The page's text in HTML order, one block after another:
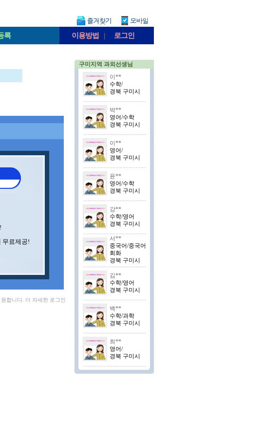
록 이용방법 | 로그인
무료제공!
합니다. 더 자세한 로그인
구미지역 과외선생님
이**
수학/
경북 구미시
박**
영어/수학
경북 구미시
이**
영어/
경북 구미시
윤**
영어/수학
경북 구미시
강**
수학/영어
경북 구미시
서**
중국어/중국어
회화
경북 구미시
김**
수학/영어
경북 구미시
백**
수학/과학
경북 구미시
최**
영어/
경북 구미시